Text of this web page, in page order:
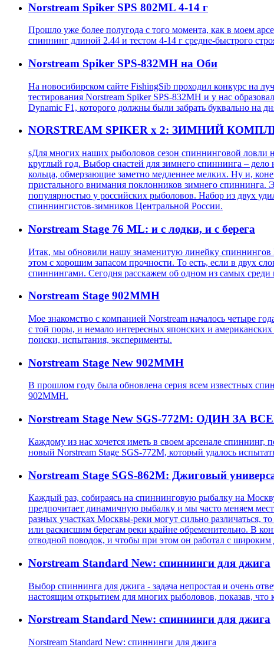
Norstream Spiker SPS 802ML 4-14 г
Прошло уже более полугода с того момента, как в моем
спиннинг длиной 2.44 и тестом 4-14 г средне-быстрого
Norstream Spiker SPS-832MH на Оби
На новосибирском сайте FishingSib проходил конкурс на
тестирования Norstream Spiker SPS-832MH и у нас
Dynamic F1, которого должны были забрать буквально на
NORSTREAM SPIKER x 2: ЗИМНИЙ
sДля многих наших рыболовов сезон спиннинговой ловли
круглый год. Выбор снастей для зимнего спиннинга –
кольца, обмерзающие заметно медленнее мелких. Ну и,
пристального внимания поклонников зимнего
популярностью у российских рыболовов. Набор из двух
спиннингистов-зимников Центральной России.
Norstream Stage 76 ML: и с лодки, и с берега
Итак, мы обновили нашу знаменитую линейку спиннингов
этом с хорошим запасом прочности. То есть, если в двух
спиннингами. Сегодня расскажем об одном из самых среди
Norstream Stage 902MMH
Мое знакомство с компанией Norstream началось четыре
с той поры, и немало интересных японских и
поиски, испытания, эксперименты.
Norstream Stage New 902MMH
В прошлом году была обновлена серия всем известных
902MMH.
Norstream Stage New SGS-772M: ОДИН ЗА
Каждому из нас хочется иметь в своем арсенале
новый Norstream Stage SGS-772M, который удалось
Norstream Stage SGS-862M: Джиговый
Каждый раз, собираясь на спиннинговую рыбалку на
предпочитает динамичную рыбалку и мы часто меняем
разных участках Москвы-реки могут сильно различаться,
или раскисшим берегам реки крайне обременительно. В
отводной поводок, и чтобы при этом он работал с
Norstream Standard New: спиннинги для джига
Выбор спиннинга для джига - задача непростая и очень
настоящим открытием для многих рыболовов, показав,
Norstream Standard New: спиннинги для джига
Norstream Standard New: спиннинги для джига